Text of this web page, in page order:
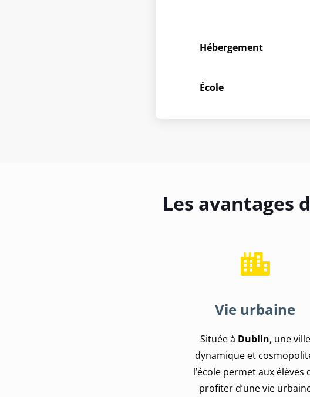
Hébergement
École
Les avantages
Vie urbaine
Située à Dublin, une ville
dynamique et
l’école permet aux élèves
profiter d’une vie